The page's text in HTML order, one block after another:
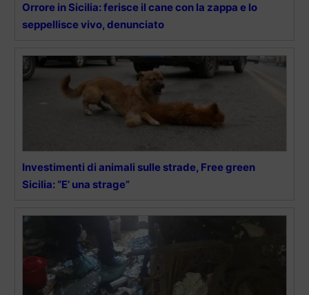
Orrore in Sicilia: ferisce il cane con la zappa e lo
seppellisce vivo, denunciato
Investimenti di animali sulle strade, Free green
Sicilia: “E’ una strage”